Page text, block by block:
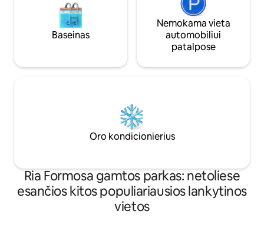
Baseinas
Nemokama vieta
automobiliui
patalpose
Oro kondicionierius
Ria Formosa gamtos parkas: netoliese
esančios kitos populiariausios lankytinos
vietos